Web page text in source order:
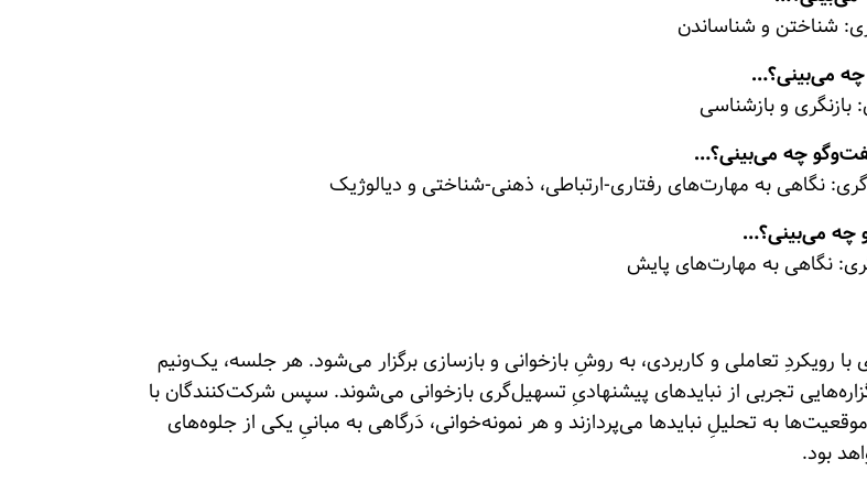
شناختن‌ و شناساندن‌
چه می‌بینی؟…
و بازشناسی‌
چه می‌بینی؟…
نگاهی به مهارت‌های رفتاری-ارتباطی، ذهنی-شناختی و‌ دیالوژیک
چه می‌بینی؟…
نگاهی به مهارت‌های پایش
با رویکردِ تعاملی و کاربردی، به روشِ بازخوانی و بازسازی برگزار می‌شود. هر جلسه‌، یک‌ونیم‌
تجربی از نبایدهای پیشنهادیِ تسهیل‌گری بازخوانی می‌شوند. سپس شرکت‌کنندگان با
به تحلیلِ نبایدها می‌پردازند و هر نمونه‌خوانی، دَرگاهی به مبانیِ یکی از جلوه‌های
بود.